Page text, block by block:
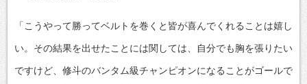
「こうやって勝ってベルトを巻くと皆が喜んでくれることは嬉し
い。その結果を出せたことには関しては、自分でも胸を張りたい
ですけど、修斗のバンタム級チャンピオンになることがゴールで